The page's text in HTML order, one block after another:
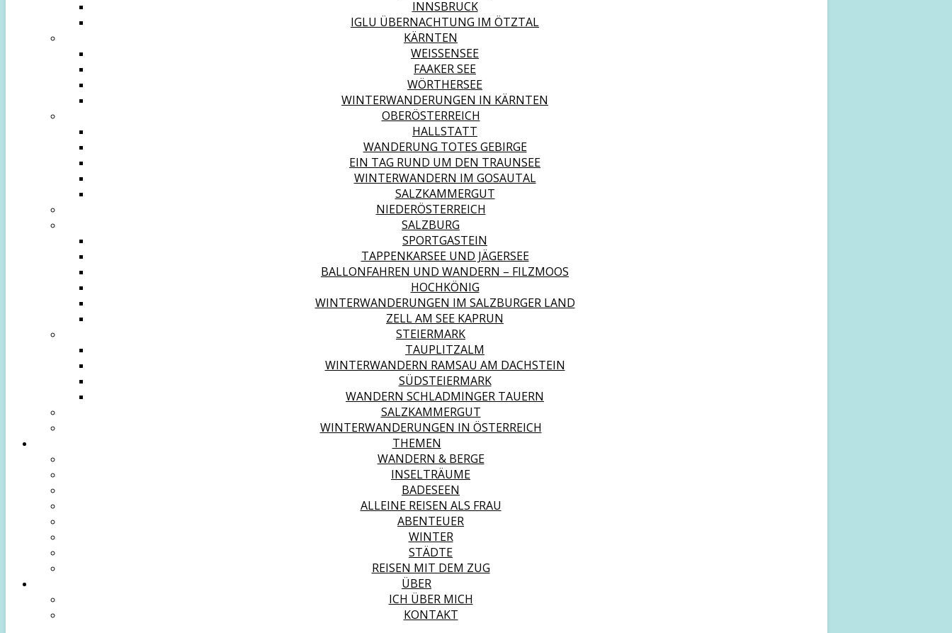
INNSBRUCK
IGLU ÜBERNACHTUNG IM ÖTZTAL
KÄRNTEN
WEISSENSEE
FAAKER SEE
WÖRTHERSEE
WINTERWANDERUNGEN IN KÄRNTEN
OBERÖSTERREICH
HALLSTATT
WANDERUNG TOTES GEBIRGE
EIN TAG RUND UM DEN TRAUNSEE
WINTERWANDERN IM GOSAUTAL
SALZKAMMERGUT
NIEDERÖSTERREICH
SALZBURG
SPORTGASTEIN
TAPPENKARSEE UND JÄGERSEE
BALLONFAHREN UND WANDERN – FILZMOOS
HOCHKÖNIG
WINTERWANDERUNGEN IM SALZBURGER LAND
ZELL AM SEE KAPRUN
STEIERMARK
TAUPLITZALM
WINTERWANDERN RAMSAU AM DACHSTEIN
SÜDSTEIERMARK
WANDERN SCHLADMINGER TAUERN
SALZKAMMERGUT
WINTERWANDERUNGEN IN ÖSTERREICH
THEMEN
WANDERN & BERGE
INSELTRÄUME
BADESEEN
ALLEINE REISEN ALS FRAU
ABENTEUER
WINTER
STÄDTE
REISEN MIT DEM ZUG
ÜBER
ICH ÜBER MICH
KONTAKT